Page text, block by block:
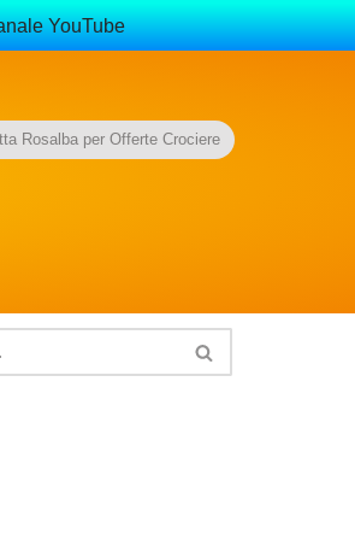
YouTube
Rosalba per Offerte Crociere